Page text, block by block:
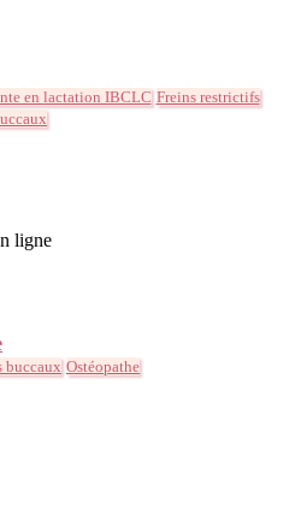
en lactation IBCLC Freins restrictifs
ligne
buccaux Ostéopathe